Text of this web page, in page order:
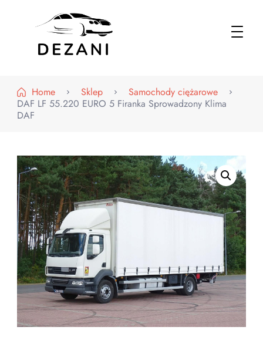
Home
Sklep
Samochody ciężarowe
DAF LF 55.220 EURO 5 Firanka Sprowadzony Klima
DAF